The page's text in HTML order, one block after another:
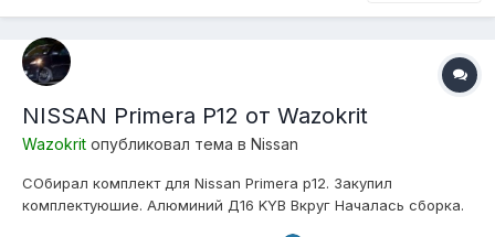
NISSAN Primera P12 от Wazokrit
Wazokrit опубликовал тема в Nissan
СОбирал комплект для Nissan Primera p12. Закупил
комплектуюшие. Алюминий Д16 KYB Вкруг Началась сборка.